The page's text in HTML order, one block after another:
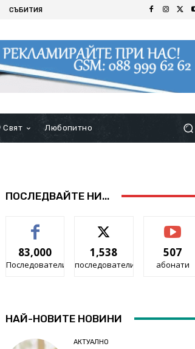
СЪБИТИЯ
Свят Любопитно
ПОСЛЕДВАЙТЕ НИ...
83,000
Последователи
1,538
последователи
507
абонати
НАЙ-НОВИТЕ НОВИНИ
АКТУАЛНО